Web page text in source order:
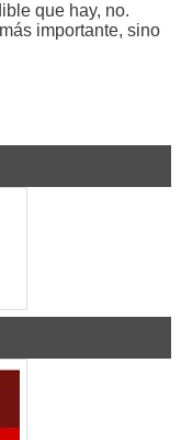
que hay, no.
importante, sino